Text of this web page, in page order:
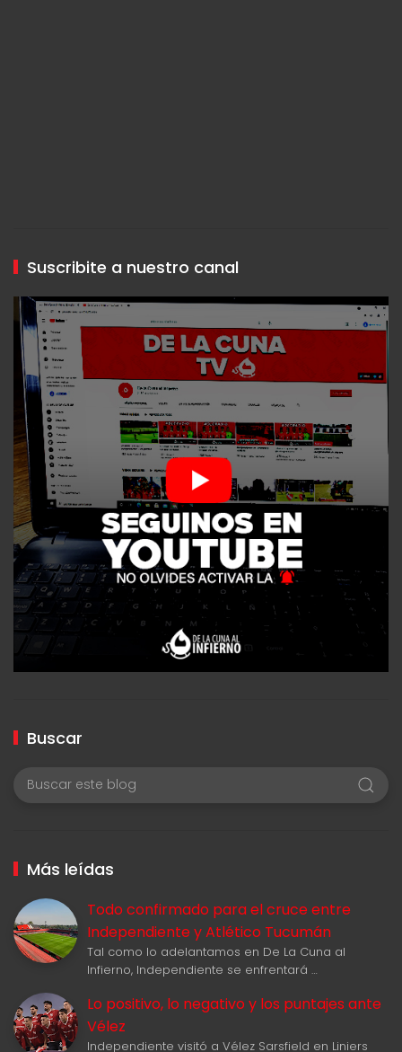
Suscribite a nuestro canal
Buscar
Más leídas
Todo confirmado para el cruce entre
Independiente y Atlético Tucumán
Tal como lo adelantamos en De La Cuna al
Infierno, Independiente se enfrentará …
Lo positivo, lo negativo y los puntajes ante
Vélez
Independiente visitó a Vélez Sarsfield en Liniers